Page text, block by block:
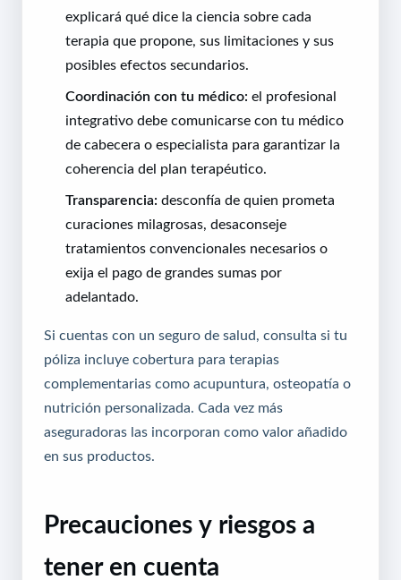
explicará qué dice la ciencia sobre cada
terapia que propone, sus limitaciones y sus
posibles efectos secundarios.
Coordinación con tu médico: el profesional
integrativo debe comunicarse con tu médico
de cabecera o especialista para garantizar la
coherencia del plan terapéutico.
Transparencia: desconfía de quien prometa
curaciones milagrosas, desaconseje
tratamientos convencionales necesarios o
exija el pago de grandes sumas por
adelantado.
Si cuentas con un seguro de salud, consulta si tu
póliza incluye cobertura para terapias
complementarias como acupuntura, osteopatía o
nutrición personalizada. Cada vez más
aseguradoras las incorporan como valor añadido
en sus productos.
Precauciones y riesgos a
tener en cuenta